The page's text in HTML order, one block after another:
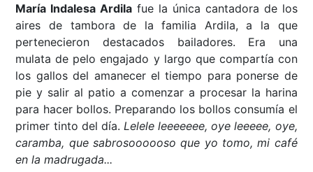
María Indalesa Ardila fue la única cantadora de los
aires de tambora de la familia Ardila, a la que
pertenecieron destacados bailadores. Era una
mulata de pelo engajado y largo que compartía con
los gallos del amanecer el tiempo para ponerse de
pie y salir al patio a comenzar a procesar la harina
para hacer bollos. Preparando los bollos consumía el
primer tinto del día. Lelele leeeeeee, oye leeeee, oye,
caramba, que sabrosoooooso que yo tomo, mi café
en la madrugada...